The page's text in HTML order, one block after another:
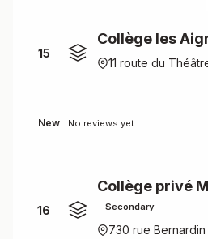
15
Collège les
11 route du
New No reviews yet
16
Collège privé
Secondary
730 rue Bernardin